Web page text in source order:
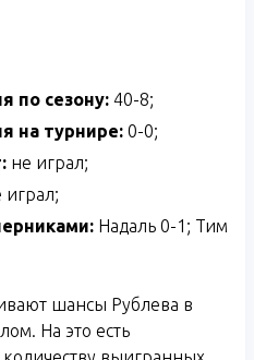
по сезону: 40-8;
на турнире: 0-0;
не играл;
играл;
Надаль 0-1; Тим
шансы Рублева в
На это есть